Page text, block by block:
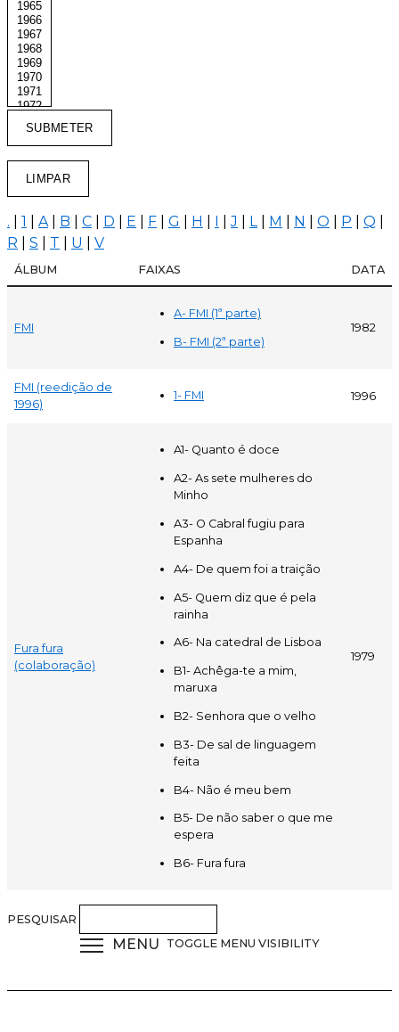
. 1 A B C D E F G H I |J L M N O P Q
R
S T U V
ÁLBUM FAIXAS DATA
FMI
A- FMI (1ª parte)
B- FMI (2ª parte)
1982
FMI (reedição de
1996)
1- FMI 1996
Fura fura
(colaboração)
A1- Quanto é doce
A2- As sete mulheres do
Minho
A3- O Cabral fugiu para
Espanha
A4- De quem foi a traição
A5- Quem diz que é pela
rainha
A6- Na catedral de Lisboa
B1- Achêga-te a mim,
maruxa
B2- Senhora que o velho
B3- De sal de linguagem
feita
B4- Não é meu bem
B5- De não saber o que me
espera
B6- Fura fura
1979
PESQUISAR
MENU TOGGLE MENU VISIBILITY